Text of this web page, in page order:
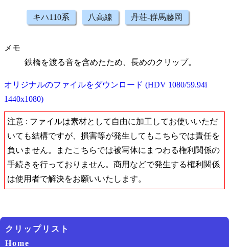
キハ110系 八高線 丹荘-群馬藤岡
メモ
鉄橋を渡る音を含めたため、長めのクリップ。
オリジナルのファイルをダウンロード (HDV 1080/59.94i
1440x1080)
注意 : ファイルは素材として自由に加工してお使いいただ
いても結構ですが、損害等が発生してもこちらでは責任を
負いません。またこちらでは被写体にまつわる権利関係の
手続きを行っておりません。商用などで発生する権利関係
は使用者で解決をお願いいたします。
クリップリスト
Home